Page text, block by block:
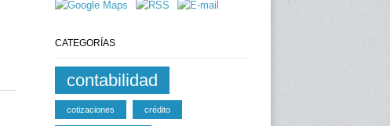
CATEGORÍAS
contabilidad
cotizaciones crédito